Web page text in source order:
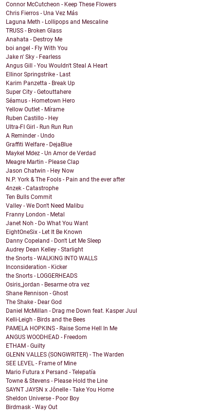
Connor McCutcheon - Keep These Flowers
Chris Fierros - Una Vez Más
Laguna Meth - Lollipops and Mescaline
TRUSS - Broken Glass
Anahata - Destroy Me
boi angel - Fly With You
Jake n' Sky - Fearless
Angus Gill - You Wouldn't Steal A Heart
Ellinor Springstrike - Last
Karim Panzetta - Break Up
Super City - Getouttahere
Séamus - Hometown Hero
Yellow Outlet - Mírame
Ruben Castillo - Hey
Ultra-FI Girl - Run Run Run
A Reminder - Undo
Graffiti Welfare - DejaBlue
Maykel Mdez - Un Amor de Verdad
Meagre Martin - Please Clap
Jason Chatwin - Hey Now
N.P. York & The Fools - Pain and the ever after
4nzek - Catastrophe
Ten Bulls Commit
Valley - We Don't Need Malibu
Franny London - Metal
Janet Noh - Do What You Want
EightOneSix - Let It Be Known
Danny Copeland - Don't Let Me Sleep
Audrey Dean Kelley - Starlight
the Snorts - WALKING INTO WALLS
Inconsideration - Kicker
the Snorts - LOGGERHEADS
Osiris_jordan - Besarme otra vez
Shane Rennison - Ghost
The Shake - Dear God
Daniel McMillan - Drag me Down feat. Kasper Juul
Kelli-Leigh - Birds and the Bees
PAMELA HOPKINS - Raise Some Hell In Me
ANGUS WOODHEAD - Freedom
ETHAM - Guilty
GLENN VALLES (SONGWRITER) - The Warden
SEE LEVEL - Frame of Mine
Mario Futura x Persand - Telepatía
Towne & Stevens - Please Hold the Line
SAYNT JAYSN x Jônelle - Take You Home
Sheldon Universe - Poor Boy
Birdmask - Way Out